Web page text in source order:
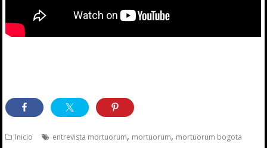
Inicio entrevista mortuorum, mortuorum, mortuorum bogota